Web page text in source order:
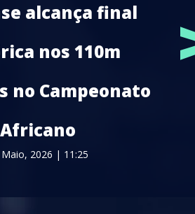
alcança final
nos 110m
no Campeonato
Africano
Maio, 2026 | 11:25